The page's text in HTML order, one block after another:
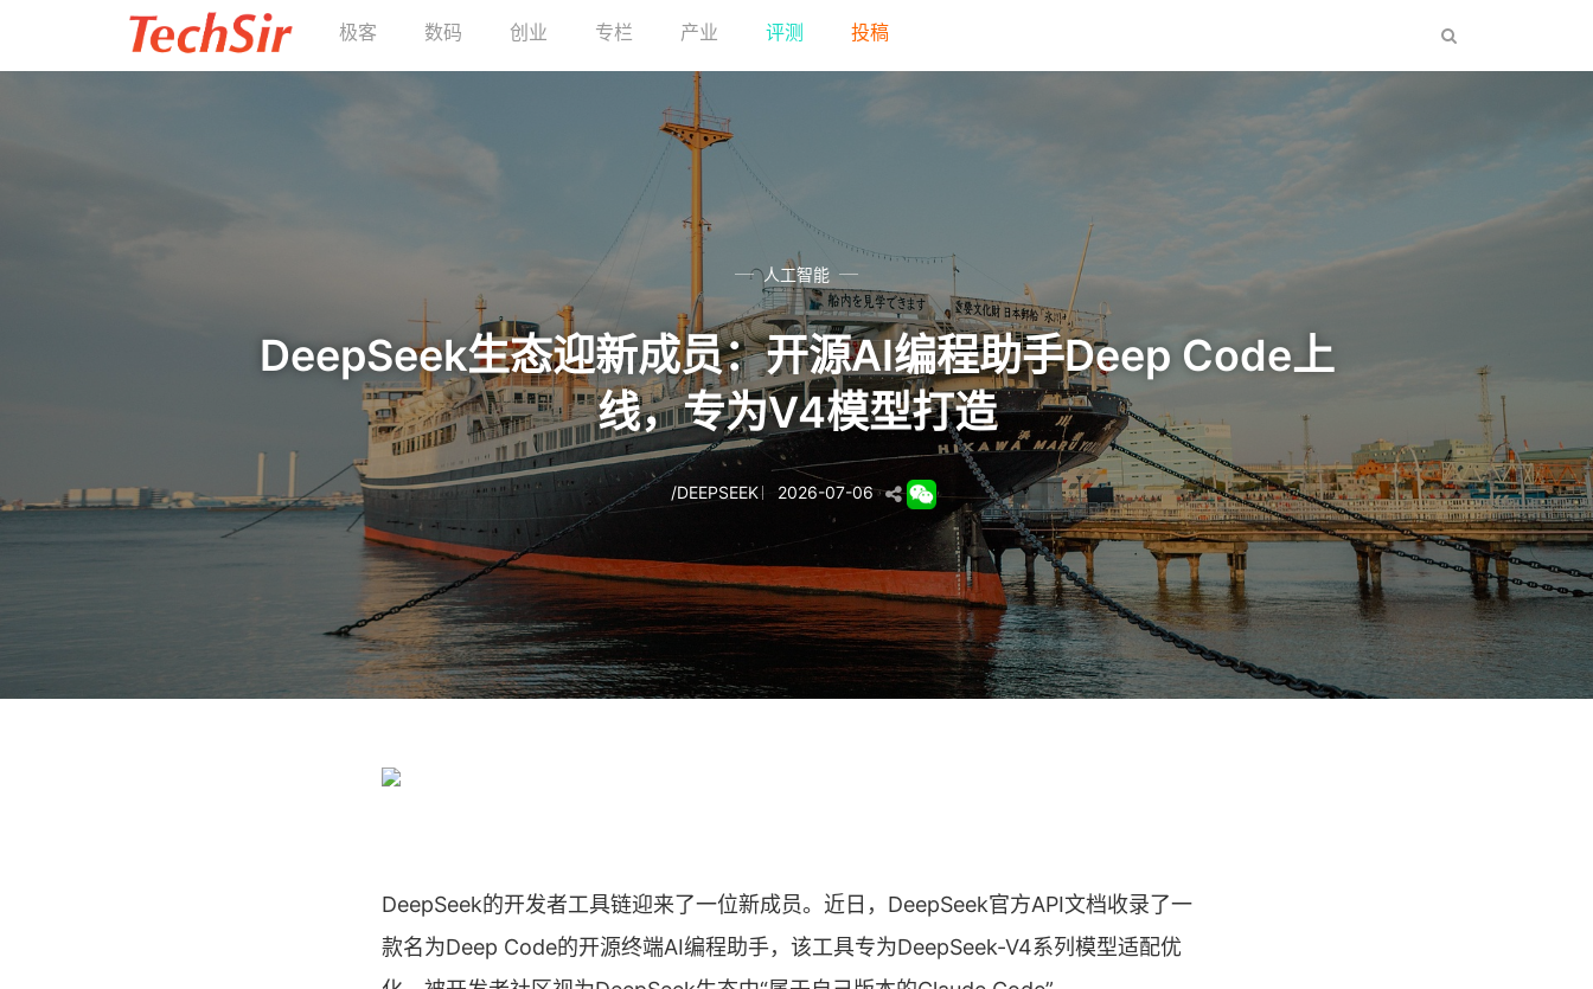
极客 数码 创业 专栏 产业 评测 投稿
人工智能
DeepSeek生态迎新成员：开源AI编程助手Deep Code上
线，专为V4模型打造
/DEEPSEEK 2026-07-06
DeepSeek的开发者工具链迎来了一位新成员。近日，DeepSeek官方API文档收录了一
款名为Deep Code的开源终端AI编程助手，该工具专为DeepSeek-V4系列模型适配优